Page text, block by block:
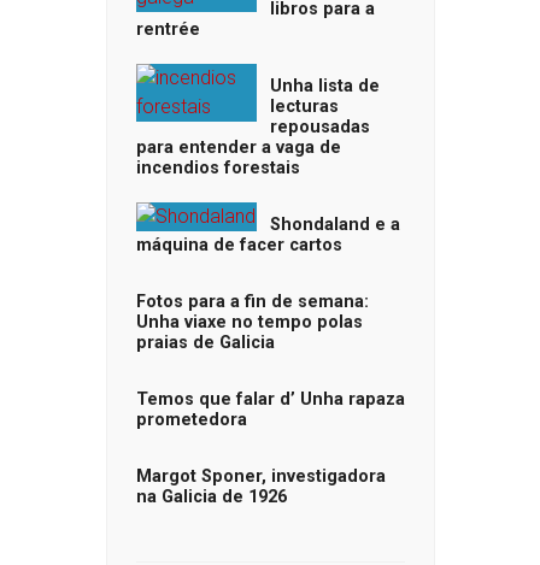
libros para a
rentrée
Unha lista de
lecturas
repousadas
para entender a vaga de
incendios forestais
Shondaland e a
máquina de facer cartos
Fotos para a fin de semana:
Unha viaxe no tempo polas
praias de Galicia
Temos que falar d’ Unha rapaza
prometedora
Margot Sponer, investigadora
na Galicia de 1926